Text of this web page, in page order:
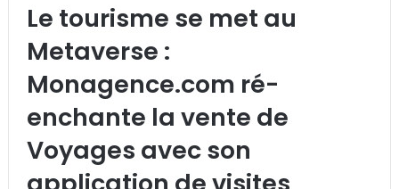
Le tourisme se met au
Metaverse :
Monagence.com ré-
enchante la vente de
Voyages avec son